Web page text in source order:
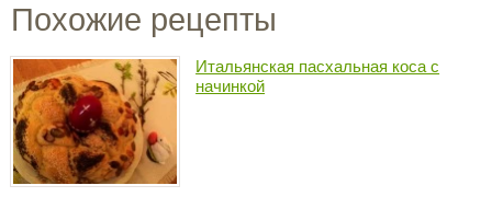
Похожие рецепты
Итальянская пасхальная коса с
начинкой